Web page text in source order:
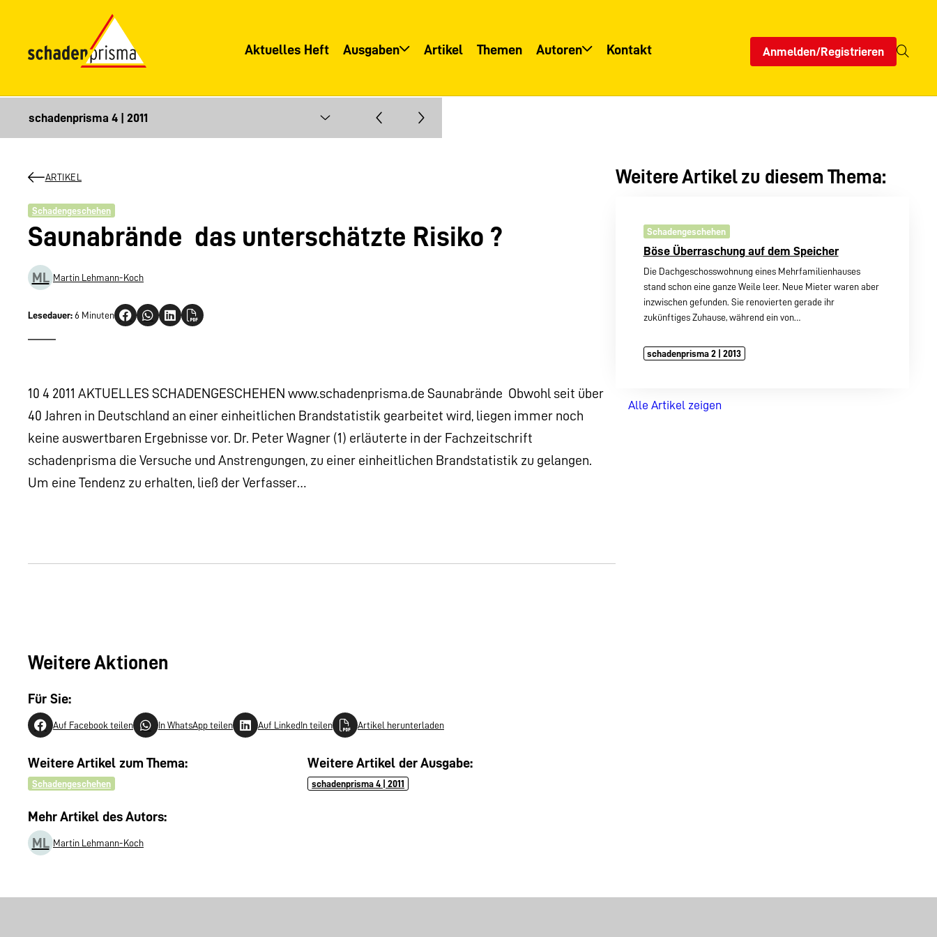
Aktuelles Heft Ausgaben
Informationsservice
Artikel Themen Autoren Kontakt Anmelden/Registrieren
ARTIKEL
Schadengeschehen
Saunabrände  das unterschätzte Risiko ?
ML Martin Lehmann-Koch
Lesedauer: 6 Minuten
10 4 2011 AKTUELLES SCHADENGESCHEHEN www.schadenprisma.de Saunabrände  Obwohl seit über
40 Jahren in Deutschland an einer einheitlichen Brandstatistik gearbeitet wird, liegen immer noch
keine auswertbaren Ergebnisse vor. Dr. Peter Wagner (1) erläuterte in der Fachzeitschrift
schadenprisma die Versuche und Anstrengungen, zu einer einheitlichen Brandstatistik zu gelangen.
Um eine Tendenz zu erhalten, ließ der Verfasser…
Weitere Aktionen
Für Sie:
Auf Facebook teilen In WhatsApp teilen Auf LinkedIn teilen Artikel herunterladen
Weitere Artikel zum Thema:
Schadengeschehen
Weitere Artikel der Ausgabe:
schadenprisma 4 | 2011
Mehr Artikel des Autors:
ML Martin Lehmann-Koch
Weitere Artikel zu diesem Thema:
Schadengeschehen
Böse Überraschung auf dem Speicher
Die Dachgeschosswohnung eines Mehrfamilienhauses
stand schon eine ganze Weile leer. Neue Mieter waren aber
inzwischen gefunden. Sie renovierten gerade ihr
zukünftiges Zuhause, während ein von…
schadenprisma 2 | 2013
Alle Artikel zeigen